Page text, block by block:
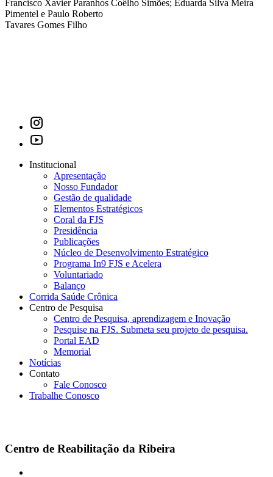
Francisco Xavier Paranhos Coêlho Simões; Eduarda Silva Meira
Pimentel e Paulo Roberto
Tavares Gomes Filho
Institucional
Apresentação
Nosso Fundador
Gestão de qualidade
Elementos Estratégicos
Coral da FJS
Presidência
Publicações
Núcleo de Desenvolvimento Estratégico
Programa In9 FJS e Acelera
Voluntariado
Balanço
Corrida Saúde Crônica
Centro de Pesquisa
Centro de Pesquisa, aprendizagem e Inovação
Pesquise na FJS. Submeta seu projeto de pesquisa.
Portal EAD
Memorial
Notícias
Contato
Fale Conosco
Trabalhe Conosco
Centro de Reabilitação da Ribeira